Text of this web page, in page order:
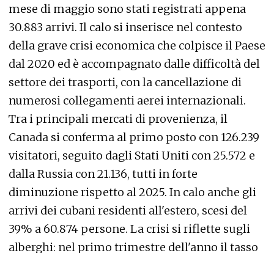
mese di maggio sono stati registrati appena
30.883 arrivi. Il calo si inserisce nel contesto
della grave crisi economica che colpisce il Paese
dal 2020 ed è accompagnato dalle difficoltà del
settore dei trasporti, con la cancellazione di
numerosi collegamenti aerei internazionali.
Tra i principali mercati di provenienza, il
Canada si conferma al primo posto con 126.239
visitatori, seguito dagli Stati Uniti con 25.572 e
dalla Russia con 21.136, tutti in forte
diminuzione rispetto al 2025. In calo anche gli
arrivi dei cubani residenti all'estero, scesi del
39% a 60.874 persone. La crisi si riflette sugli
alberghi: nel primo trimestre dell'anno il tasso